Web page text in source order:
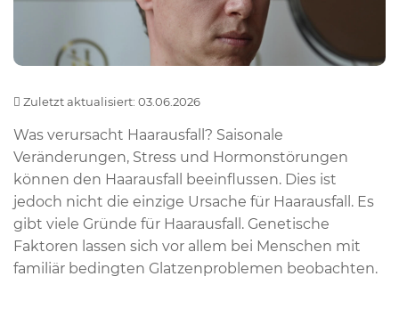
Zuletzt aktualisiert: 03.06.2026
Was verursacht Haarausfall? Saisonale
Veränderungen, Stress und Hormonstörungen
können den Haarausfall beeinflussen. Dies ist
jedoch nicht die einzige Ursache für Haarausfall. Es
gibt viele Gründe für Haarausfall. Genetische
Faktoren lassen sich vor allem bei Menschen mit
familiär bedingten Glatzenproblemen beobachten.